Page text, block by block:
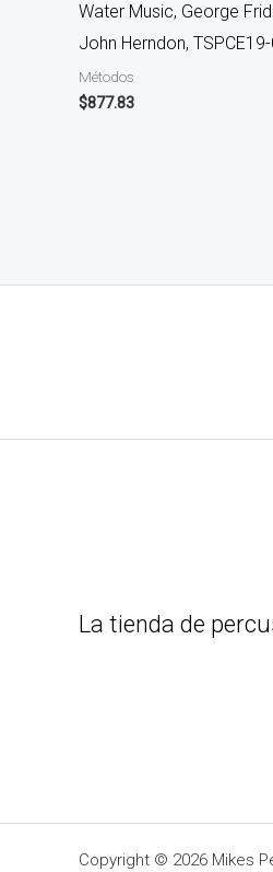
Water Music, George
John Herndon,
Métodos
$877.83
La tienda de
Copyright © 2026 Mikes